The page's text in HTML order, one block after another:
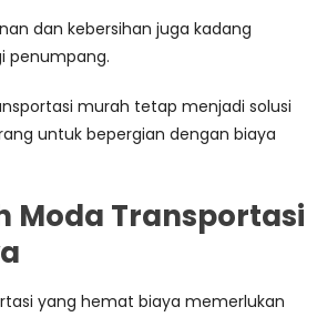
dan kebersihan juga kadang
penumpang.
murah tetap menjadi solusi
untuk bepergian dengan biaya
Moda Transportasi
yang hemat biaya memerlukan